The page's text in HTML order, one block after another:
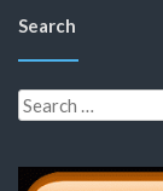
Search